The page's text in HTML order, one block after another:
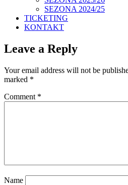
SEZONA 2024/25
TICKETING
KONTAKT
Leave a Reply
Your email address will not be
marked *
Comment *
Name